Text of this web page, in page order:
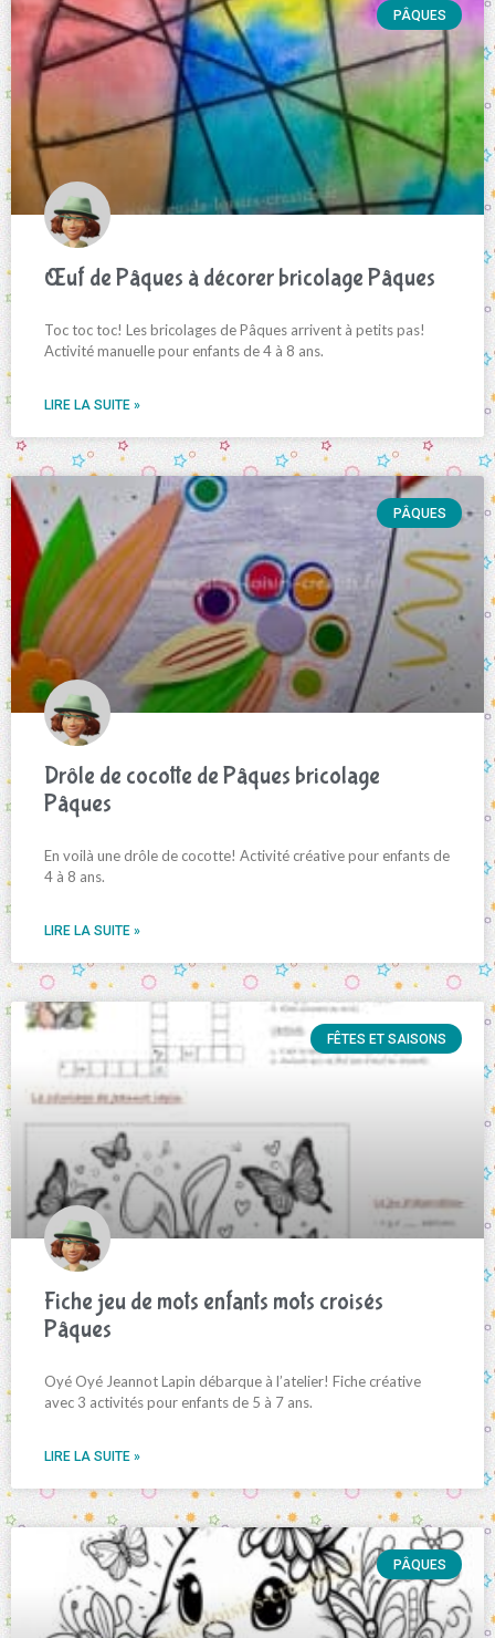
PÂQUES
Œuf de Pâques à décorer bricolage Pâques
Toc toc toc! Les bricolages de Pâques arrivent à petits pas!
Activité manuelle pour enfants de 4 à 8 ans.
LIRE LA SUITE »
PÂQUES
Drôle de cocotte de Pâques bricolage
Pâques
En voilà une drôle de cocotte! Activité créative pour enfants de
4 à 8 ans.
LIRE LA SUITE »
FÊTES ET SAISONS
Fiche jeu de mots enfants mots croisés
Pâques
Oyé Oyé Jeannot Lapin débarque à l’atelier! Fiche créative
avec 3 activités pour enfants de 5 à 7 ans.
LIRE LA SUITE »
PÂQUES